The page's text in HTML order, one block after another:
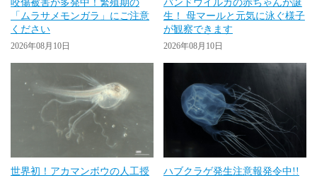
咬傷被害が多発中！繁殖期の
「ムラサメモンガラ」にご注意
ください
2026年08月10日
バンドウイルカの赤ちゃんが誕
生！ 母マールと元気に泳ぐ様子
が観察できます
2026年08月10日
世界初！アカマンボウの人工授
ハブクラゲ発生注意報発令中!!